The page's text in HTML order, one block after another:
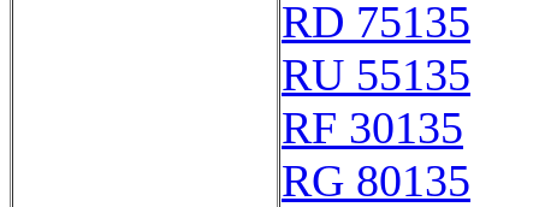
RD 75135
RU 55135
RF 30135
RG 80135